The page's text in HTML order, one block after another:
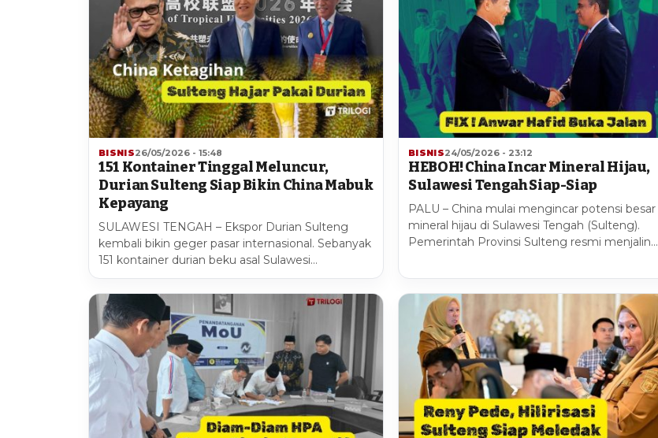
BISNIS26/05/2026 - 15:48
151 Kontainer Tinggal Meluncur,
Durian Sulteng Siap Bikin China Mabuk
Kepayang
SULAWESI TENGAH – Ekspor Durian Sulteng
kembali bikin geger pasar internasional. Sebanyak
151 kontainer durian beku asal Sulawesi…
BISNIS24/05/2026 - 23:12
HEBOH! China Incar Mineral Hijau,
Sulawesi Tengah Siap-Siap
PALU – China mulai mengincar potensi besar
mineral hijau di Sulawesi Tengah (Sulteng).
Pemerintah Provinsi Sulteng resmi menjalin…